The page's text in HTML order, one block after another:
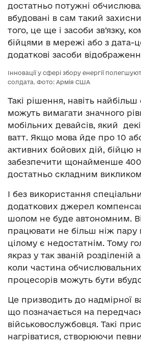
достатньо потужні
вбудовані в сам такий
того, це ще і засоби зв’язку,
бійцями в мережі або з дата-
додаткові засоби
Інновації у сфері збору енергії
солдата. Фото: Армія США
Такі рішення, навіть
можуть вимагати значного
мобільних девайсів, який
ватт. Якщо мова йде про 10
активних бойових дій, бійцю
забезпечити щонайменше
достатньо складним
І без використання
додаткових джерел
шолом не буде автономним.
працювати не більш ніж пару
цілому є недостатнім. Тому
якраз у так званій розділеній
коли частина
процесорів можуть бути
Це призводить до надмірної
що позначається на
військовослужбовця. Такі
нагріватися, створюючи